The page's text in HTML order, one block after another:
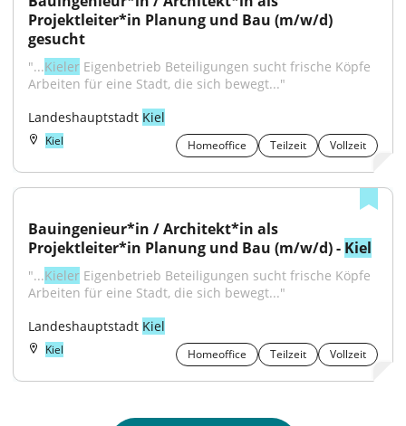
Projektleiter*in Planung und Bau (m/w/d)
gesucht
"...Kieler Eigenbetrieb Beteiligungen sucht frische Köpfe
Arbeiten für eine Stadt, die sich bewegt..."
Landeshauptstadt Kiel
Kiel Homeoffice Teilzeit Vollzeit
Bauingenieur*in / Architekt*in als
Projektleiter*in Planung und Bau (m/w/d) - Kiel
"...Kieler Eigenbetrieb Beteiligungen sucht frische Köpfe
Arbeiten für eine Stadt, die sich bewegt..."
Landeshauptstadt Kiel
Kiel Homeoffice Teilzeit Vollzeit